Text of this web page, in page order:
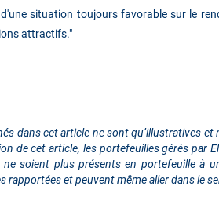
situation toujours favorable sur le
attractifs."
dans cet article ne sont qu’illustratives et
de cet article, les portefeuilles gérés par
soient plus présents en portefeuille à
et peuvent même aller dans le